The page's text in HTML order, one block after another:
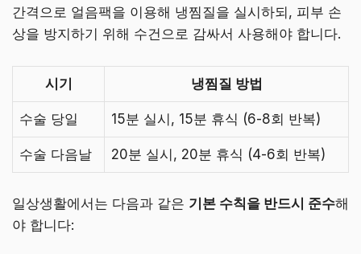
간격으로 얼음팩을 이용해 냉찜질을 실시하되, 피부 손
상을 방지하기 위해 수건으로 감싸서 사용해야 합니다.
시기 냉찜질 방법
수술 당일 15분 실시, 15분 휴식 (6-8회 반복)
수술 다음날 20분 실시, 20분 휴식 (4-6회 반복)
일상생활에서는 다음과 같은 기본 수칙을 반드시 준수해
야 합니다: